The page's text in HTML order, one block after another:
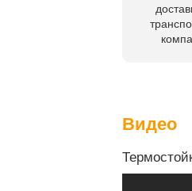
Видео